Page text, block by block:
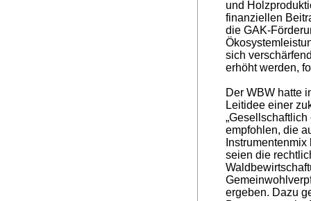
und
finanziellen
die GAK-
sich
erhöht werden,
Der WBW hatte
Leitidee einer
empfohlen, die
seien die
ergeben. Dazu